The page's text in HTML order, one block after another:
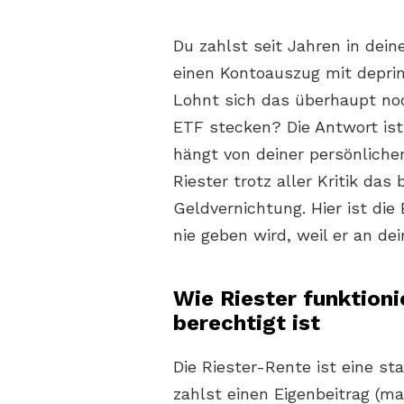
Du zahlst seit Jahren in
einen Kontoauszug mit
Lohnt sich das überhaupt
ETF stecken? Die Antwort
hängt von deiner
Riester trotz aller Kritik das
Geldvernichtung. Hier ist
nie geben wird, weil er an
Wie Riester
berechtigt ist
Die Riester-Rente ist eine
zahlst einen Eigenbeitrag